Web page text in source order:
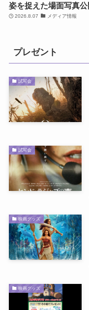
姿を捉えた場面写真公
2026.8.07 メディア情報
プレゼント
試写会
試写会
映画グッズ
映画グッズ